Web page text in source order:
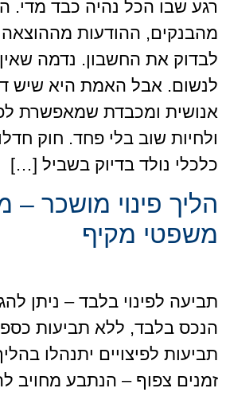
רגע שבו הכל נהיה כבד מדי.
מהבנקים, ההודעות
לבדוק את החשבון. נדמה
לנשום. אבל האמת היא שיש
אנושית ומכבדת שמאפשרת
ולחיות שוב בלי פחד. חוק
כלכלי נולד בדיוק בשביל […]
הליך פינוי מושכר –
משפטי מקיף
תביעה לפינוי בלבד – ניתן
הנכס בלבד, ללא תביעות
תביעות לפיצויים יתנהלו
זמנים צפוף – הנתבע מחויב